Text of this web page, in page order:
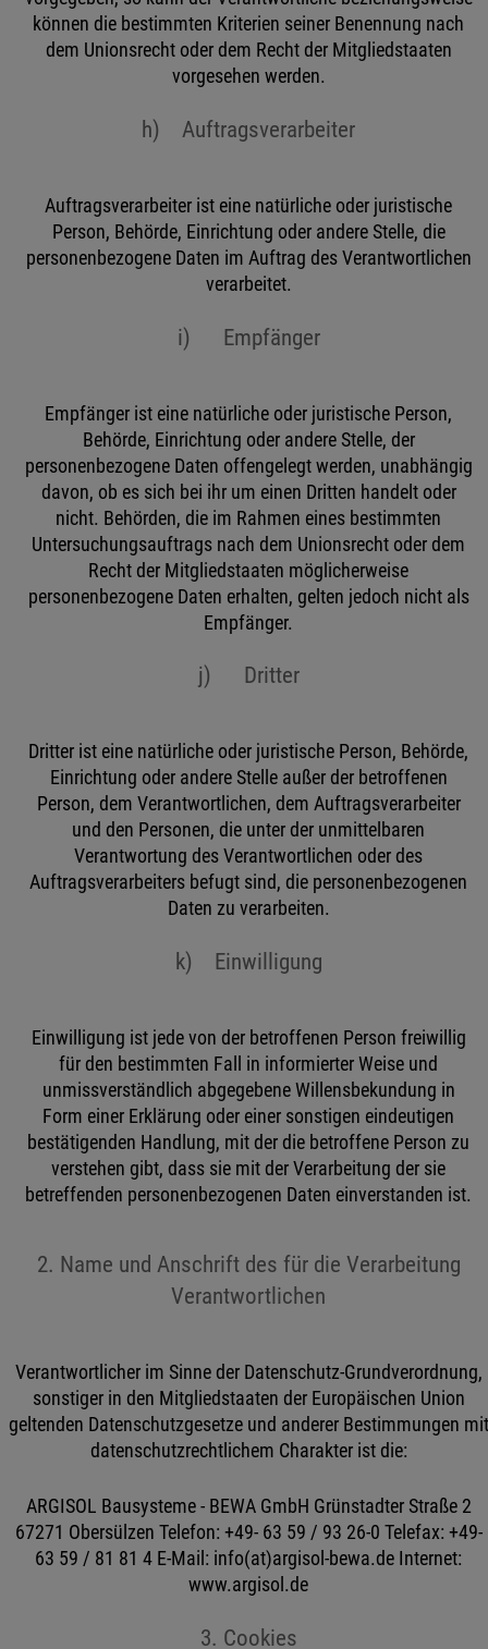
können die bestimmten Kriterien seiner Benennung nach
dem Unionsrecht oder dem Recht der Mitgliedstaaten
vorgesehen werden.
h) Auftragsverarbeiter
Auftragsverarbeiter ist eine natürliche oder juristische
Person, Behörde, Einrichtung oder andere Stelle, die
personenbezogene Daten im Auftrag des Verantwortlichen
verarbeitet.
i) Empfänger
Empfänger ist eine natürliche oder juristische Person,
Behörde, Einrichtung oder andere Stelle, der
personenbezogene Daten offengelegt werden, unabhängig
davon, ob es sich bei ihr um einen Dritten handelt oder
nicht. Behörden, die im Rahmen eines bestimmten
Untersuchungsauftrags nach dem Unionsrecht oder dem
Recht der Mitgliedstaaten möglicherweise
personenbezogene Daten erhalten, gelten jedoch nicht als
Empfänger.
j) Dritter
Dritter ist eine natürliche oder juristische Person, Behörde,
Einrichtung oder andere Stelle außer der betroffenen
Person, dem Verantwortlichen, dem Auftragsverarbeiter
und den Personen, die unter der unmittelbaren
Verantwortung des Verantwortlichen oder des
Auftragsverarbeiters befugt sind, die personenbezogenen
Daten zu verarbeiten.
k) Einwilligung
Einwilligung ist jede von der betroffenen Person freiwillig
für den bestimmten Fall in informierter Weise und
unmissverständlich abgegebene Willensbekundung in
Form einer Erklärung oder einer sonstigen eindeutigen
bestätigenden Handlung, mit der die betroffene Person zu
verstehen gibt, dass sie mit der Verarbeitung der sie
betreffenden personenbezogenen Daten einverstanden ist.
2. Name und Anschrift des für die Verarbeitung
Verantwortlichen
Verantwortlicher im Sinne der Datenschutz-Grundverordnung,
sonstiger in den Mitgliedstaaten der Europäischen Union
geltenden Datenschutzgesetze und anderer Bestimmungen mit
datenschutzrechtlichem Charakter ist die:
ARGISOL Bausysteme - BEWA GmbH Grünstadter Straße 2
67271 Obersülzen Telefon: +49- 63 59 / 93 26-0 Telefax: +49-
63 59 / 81 81 4 E-Mail: info(at)argisol-bewa.de Internet:
www.argisol.de
3. Cookies